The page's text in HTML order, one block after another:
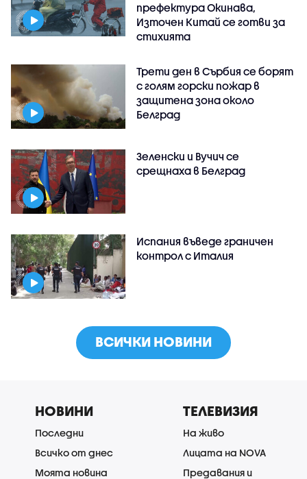
префектура Окинава,
Източен Китай се готви за
стихията
Трети ден в Сърбия се борят
с голям горски пожар в
защитена зона около
Белград
Зеленски и Вучич се
срещнаха в Белград
Испания въведе граничен
контрол с Италия
ВСИЧКИ НОВИНИ
НОВИНИ
Последни
Всичко от днес
Моята новина
ТЕЛЕВИЗИЯ
На живо
Лицата на NOVA
Предавания и